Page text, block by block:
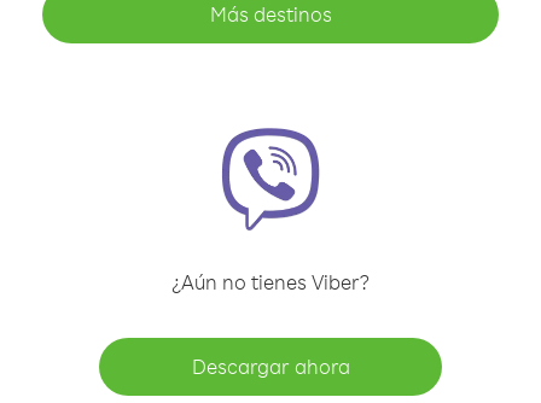
Más destinos
¿Aún no tienes Viber?
Descargar ahora